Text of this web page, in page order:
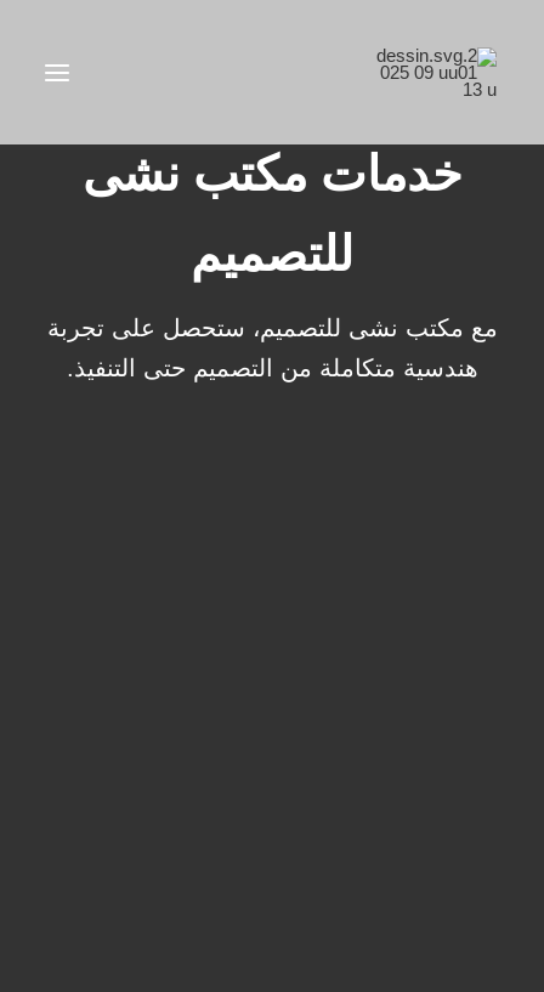
المحتوى
خدمات مكتب نشى
للتصميم
مع مكتب نشى للتصميم، ستحصل على تجربة
هندسية متكاملة من التصميم حتى التنفيذ.